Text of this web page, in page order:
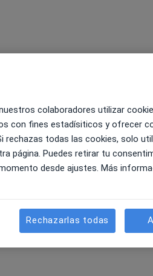
de cita online no está
Pedir una cita
colaboradores utilizar
con fines estadísiticos y ofrecer
rechazas todas las cookies, solo
página. Puedes retirar tu
desde ajustes. Más
Rechazarlas todas